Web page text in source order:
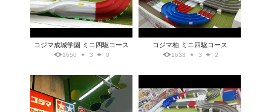
コジマ成城学園 ミニ四駆コース
1650 3 0
コジマ柏 ミニ四駆コース
1633 3 2